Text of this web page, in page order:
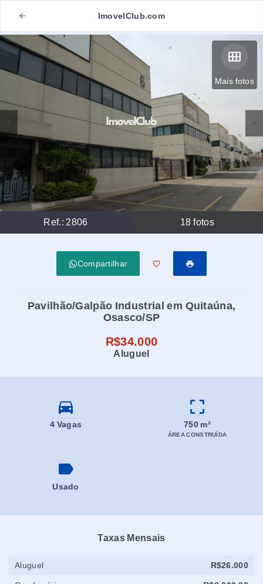
ImovelClub.com
Mais fotos
Ref.: 2806 18 fotos
Compartilhar
Pavilhão/Galpão Industrial em Quitaúna,
Osasco/SP
R$34.000
Aluguel
4 Vagas 750 m²
ÁREA CONSTRUÍDA
Usado
Taxas Mensais
Aluguel R$26.000